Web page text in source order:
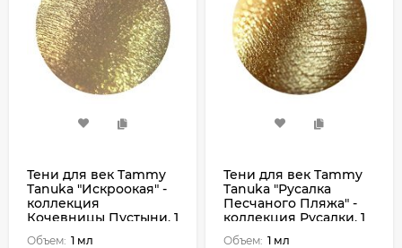
Тени для век Tammy
Tanuka "Искроокая" -
коллекция
Кочевницы Пустыни, 1
мл
Объем: 1 мл
Тени для век Tammy
Tanuka "Русалка
Песчаного Пляжа" -
коллекция Русалки, 1
мл
Объем: 1 мл